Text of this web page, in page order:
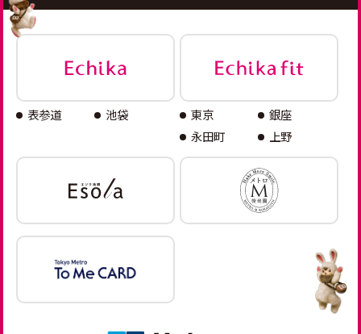
表参道 池袋 東京
銀座
永田町
上野